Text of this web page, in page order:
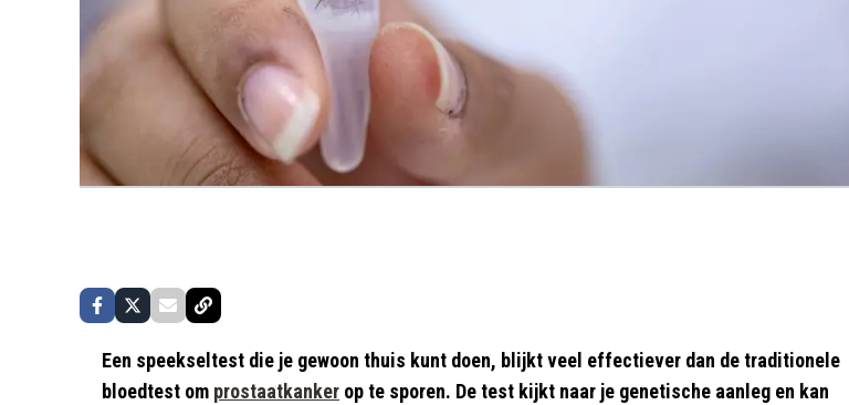
Een speekseltest die je gewoon thuis kunt doen, blijkt veel effectiever dan de traditionele
bloedtest om prostaatkanker op te sporen. De test kijkt naar je genetische aanleg en kan